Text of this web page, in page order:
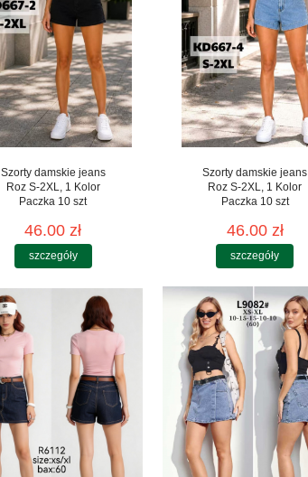
Szorty damskie jeans
Roz S-2XL, 1 Kolor
Paczka 10 szt
46.00 zł
szczegóły
Szorty damskie jeans
Roz S-2XL, 1 Kolor
Paczka 10 szt
46.00 zł
szczegóły